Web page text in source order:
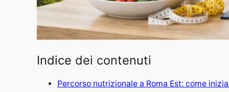
Indice dei contenuti
Percorso nutrizionale a Roma Est: come